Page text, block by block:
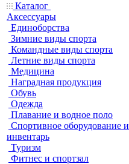
Каталог
Аксессуары
Единоборства
Зимние виды спорта
Командные виды спорта
Летние виды спорта
Медицина
Наградная продукция
Обувь
Одежда
Плавание и водное поло
Спортивное оборудование и
инвентарь
Туризм
Фитнес и спортзал